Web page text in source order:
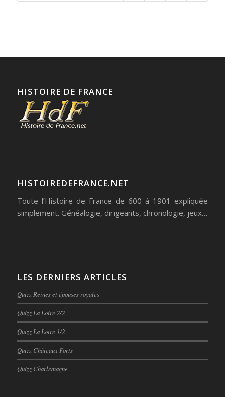
HISTOIRE DE FRANCE
HISTOIREDEFRANCE.NET
Toute l’Histoire de France de 600 à 1901 expliquée
simplement. Généalogie, dirigeants, chronologie, jeux…
LES DERNIERS ARTICLES
Quizz Reines et épouses royales
Quizz La Loire 2/2
Quizz La Loire 1/2
Quizz Châteaux Forts
Quizz Charlemagne